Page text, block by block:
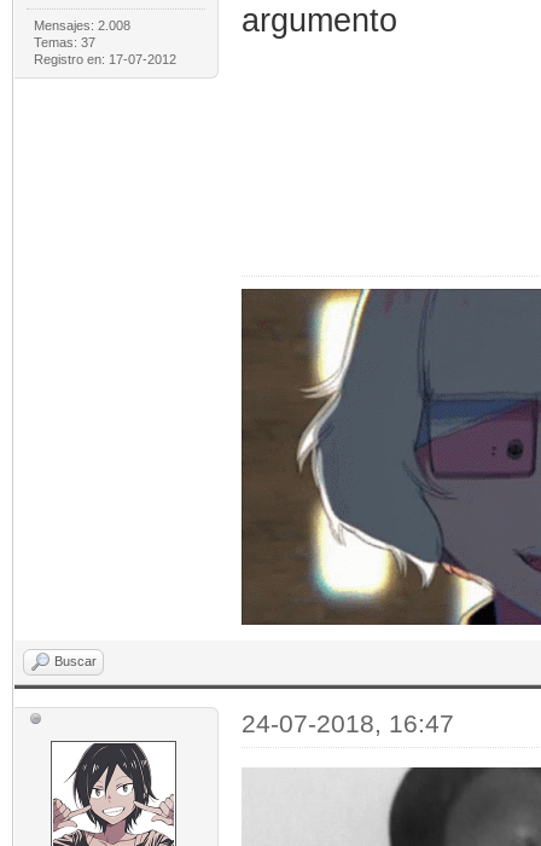
Mensajes: 2.008
Temas: 37
Registro en: 17-07-2012
argumento
Buscar
24-07-2018, 16:47